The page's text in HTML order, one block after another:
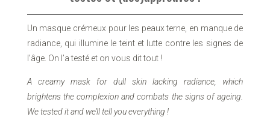
Un masque crémeux pour les peaux terne, en manque de
radiance, qui illumine le teint et lutte contre les signes de
l’âge. On l’a testé et on vous dit tout !
A creamy mask for dull skin lacking radiance, which
brightens the complexion and combats the signs of ageing.
We tested it and we’ll tell you everything !